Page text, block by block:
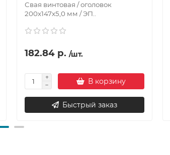
Свая винтовая / оголовок
200x147x5,0 мм / ЭП..
182.84 р. /шт.
В корзину
Быстрый заказ